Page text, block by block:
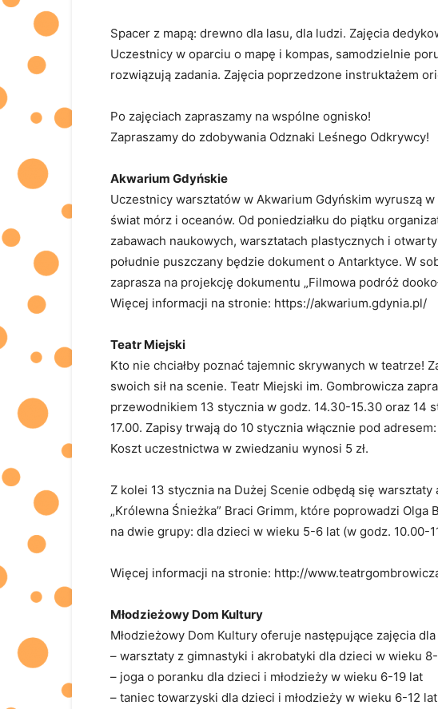
Spacer z mapą: drewno dla lasu, dla ludzi. Zajęcia
Uczestnicy w oparciu o mapę i kompas, samodzielnie
rozwiązują zadania. Zajęcia poprzedzone instruktażem
Po zajęciach zapraszamy na wspólne ognisko!
Zapraszamy do zdobywania Odznaki Leśnego Odkrywcy!
Akwarium Gdyńskie
Uczestnicy warsztatów w Akwarium Gdyńskim wyruszą
świat mórz i oceanów. Od poniedziałku do piątku
zabawach naukowych, warsztatach plastycznych i
południe puszczany będzie dokument o Antarktyce. W
zaprasza na projekcję dokumentu „Filmowa podróż
Więcej informacji na stronie: https://akwarium.gdynia.pl/
Teatr Miejski
Kto nie chciałby poznać tajemnic skrywanych w teatrze!
swoich sił na scenie. Teatr Miejski im. Gombrowicza
przewodnikiem 13 stycznia w godz. 14.30-15.30 oraz 14
17.00. Zapisy trwają do 10 stycznia włącznie pod
Koszt uczestnictwa w zwiedzaniu wynosi 5 zł.
Z kolei 13 stycznia na Dużej Scenie odbędą się
„Królewna Śnieżka” Braci Grimm, które poprowadzi Olga
na dwie grupy: dla dzieci w wieku 5-6 lat (w godz. 10.00-
Więcej informacji na stronie: http://
Młodzieżowy Dom Kultury
Młodzieżowy Dom Kultury oferuje następujące zajęcia
– warsztaty z gimnastyki i akrobatyki dla dzieci w wieku
– joga o poranku dla dzieci i młodzieży w wieku 6-19 lat
– taniec towarzyski dla dzieci i młodzieży w wieku 6-12 lat